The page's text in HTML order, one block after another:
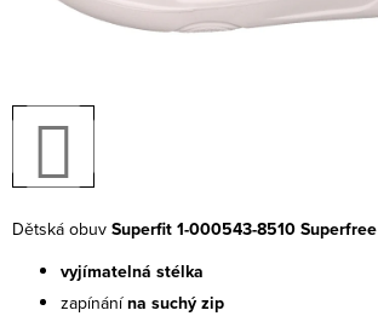
Dětská obuv Superfit 1-000543-8510 Superfree
vyjímatelná stélka
zapínánína suchý zip